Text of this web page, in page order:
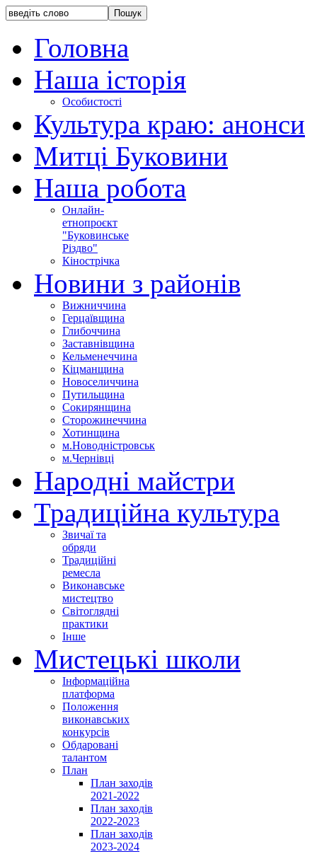
Головна
Наша історія
Особистості
Культура краю: анонси
Митці Буковини
Наша робота
Онлайн-
етнопроєкт
"Буковинське
Різдво"
Кінострічка
Новини з районів
Вижниччина
Герцаївщина
Глибоччина
Заставнівщина
Кельменеччина
Кіцманщина
Новоселиччина
Путильщина
Сокирянщина
Сторожинеччина
Хотинщина
м.Новодністровськ
м.Чернівці
Народні майстри
Традиційна культура
Звичаї та
обряди
Традиційні
ремесла
Виконавське
мистецтво
Світоглядні
практики
Інше
Мистецькі школи
Інформаційна
платформа
Положення
виконавських
конкурсів
Обдаровані
талантом
План
План заходів
2021-2022
План заходів
2022-2023
План заходів
2023-2024